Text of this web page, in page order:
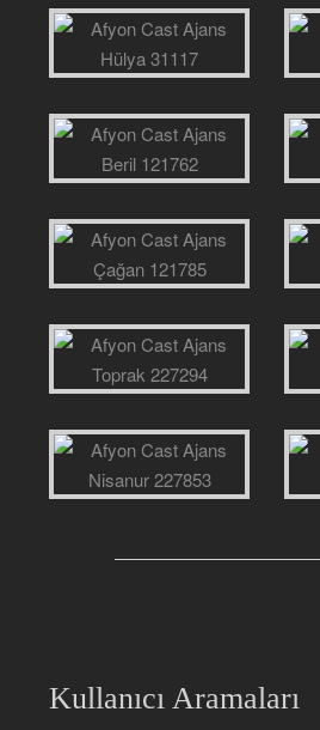
Kullanıcı Aramaları